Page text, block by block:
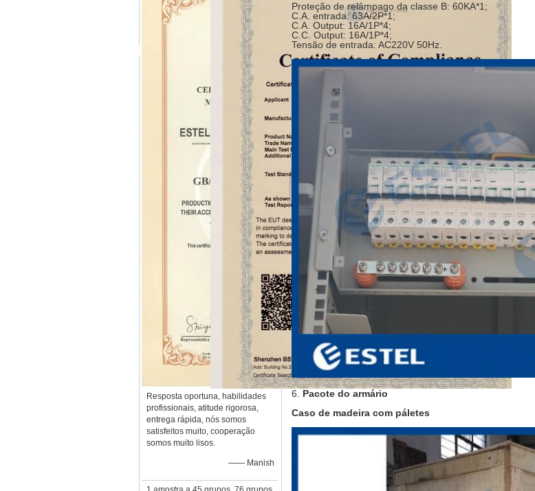
Resposta oportuna, habilidades
profissionais, atitude rigorosa,
entrega rápida, nós somos
satisfeitos muito, cooperação
somos muito lisos.
—— Manish
Proteção de relâmpago da classe B: 60KA*1;
C.A. entrada: 63A/2P*1;
C.A. Output: 16A/1P*4;
C.C. Output: 16A/1P*4;
Tensão de entrada: AC220V 50Hz.
6. Pacote do armário
Caso de madeira com páletes